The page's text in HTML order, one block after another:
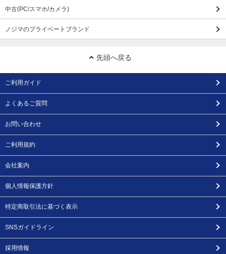
中古(PC/スマホ/カメラ)
ノジマのプライベートブランド
先頭へ戻る
ご利用ガイド
よくあるご質問
お問い合わせ
ご利用規約
会社案内
個人情報保護方針
特定商取引法に基づく表示
SNSガイドライン
採用情報